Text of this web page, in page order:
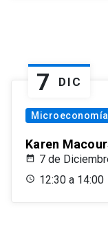
7 DIC
Karen
7 de
12:30 a 14:00